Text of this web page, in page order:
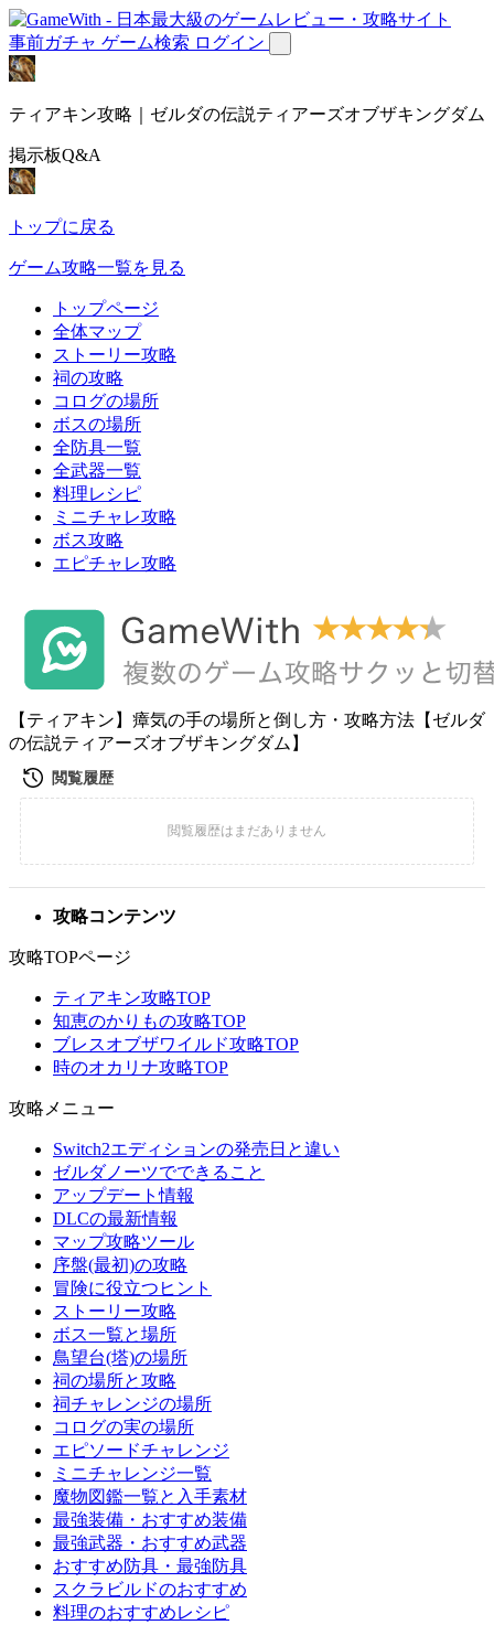
事前ガチャ ゲーム検索 ログイン
ティアキン攻略｜ゼルダの伝説ティアーズオブザキングダム
掲示板Q&A
トップに戻る
ゲーム攻略一覧を見る
トップページ
全体マップ
ストーリー攻略
祠の攻略
コログの場所
ボスの場所
全防具一覧
全武器一覧
料理レシピ
ミニチャレ攻略
ボス攻略
エピチャレ攻略
【ティアキン】瘴気の手の場所と倒し方・攻略方法【ゼルダ
の伝説ティアーズオブザキングダム】
攻略コンテンツ
攻略TOPページ
ティアキン攻略TOP
知恵のかりもの攻略TOP
ブレスオブザワイルド攻略TOP
時のオカリナ攻略TOP
攻略メニュー
Switch2エディションの発売日と違い
ゼルダノーツでできること
アップデート情報
DLCの最新情報
マップ攻略ツール
序盤(最初)の攻略
冒険に役立つヒント
ストーリー攻略
ボス一覧と場所
鳥望台(塔)の場所
祠の場所と攻略
祠チャレンジの場所
コログの実の場所
エピソードチャレンジ
ミニチャレンジ一覧
魔物図鑑一覧と入手素材
最強装備・おすすめ装備
最強武器・おすすめ武器
おすすめ防具・最強防具
スクラビルドのおすすめ
料理のおすすめレシピ